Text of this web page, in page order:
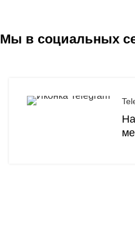
Мы в социальных